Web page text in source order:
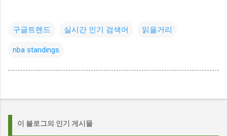
구글트렌드 실시간 인기 검색어 읽을거리
nba standings
이 블로그의 인기 게시물